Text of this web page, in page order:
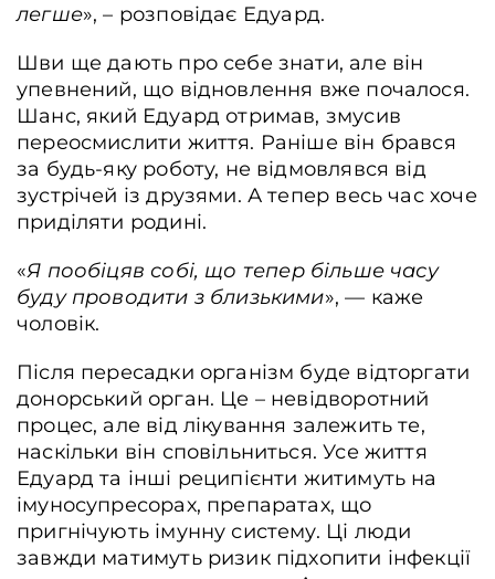
Коростенська центральна міська лікарня. Лікарка - трансплантологиня,
серцево - судинна хірургиня Софія Чайковська та серцево - судинний
хірург Володимир Пресс під час проведення операції з вилучення серця.
Коростень, Україна, 15 липня 2025 р. Олександра Рахімова / Frontliner
легше», – розповідає Едуард.
Шви ще дають про себе знати, але він
упевнений, що відновлення вже почалося.
Шанс, який Едуард отримав, змусив
переосмислити життя. Раніше він брався
за будь-яку роботу, не відмовлявся від
зустрічей із друзями. А тепер весь час хоче
приділяти родині.
«Я пообіцяв собі, що тепер більше часу
буду проводити з близькими», — каже
чоловік.
Після пересадки організм буде відторгати
донорський орган. Це – невідворотний
процес, але від лікування залежить те,
наскільки він сповільниться. Усе життя
Едуард та інші реципієнти житимуть на
імуносупресорах, препаратах, що
пригнічують імунну систему. Ці люди
завжди матимуть ризик підхопити інфекції